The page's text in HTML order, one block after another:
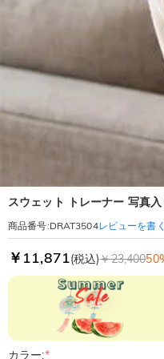
スウェット トレーナー 写真
商品番号:DRAT3504レビューを書く
￥11,871(税込)￥23,400
カラー:*